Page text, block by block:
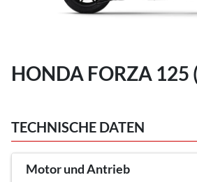
HONDA FORZA 125
TECHNISCHE DATEN
Motor und Antrieb